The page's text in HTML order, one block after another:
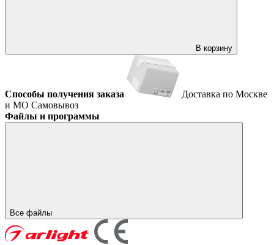
В корзину
Способы получения заказа
Доставка по Москве
и МО Самовывоз
Файлы и программы
Все файлы